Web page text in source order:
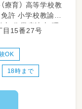
ニケーション（あ
ムの補助・見守り
課題の進行サポ
見学対応のサポー
目15番27号
OK
18時まで